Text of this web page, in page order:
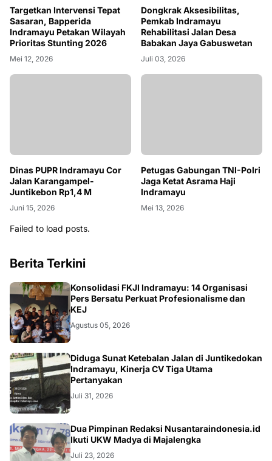
Targetkan Intervensi Tepat
Sasaran, Bapperida
Indramayu Petakan Wilayah
Prioritas Stunting 2026
Mei 12, 2026
Dongkrak Aksesibilitas,
Pemkab Indramayu
Rehabilitasi Jalan Desa
Babakan Jaya Gabuswetan
Juli 03, 2026
Dinas PUPR Indramayu Cor
Jalan Karangampel-
Juntikebon Rp1,4 M
Juni 15, 2026
Petugas Gabungan TNI-Polri
Jaga Ketat Asrama Haji
Indramayu
Mei 13, 2026
Failed to load posts.
Berita Terkini
Konsolidasi FKJI Indramayu: 14 Organisasi
Pers Bersatu Perkuat Profesionalisme dan
KEJ
Agustus 05, 2026
KRIMINAL
Diduga Sunat Ketebalan Jalan di Juntikedokan
Indramayu, Kinerja CV Tiga Utama
Pertanyakan
Juli 31, 2026
Dua Pimpinan Redaksi Nusantaraindonesia.id
Ikuti UKW Madya di Majalengka
Juli 23, 2026